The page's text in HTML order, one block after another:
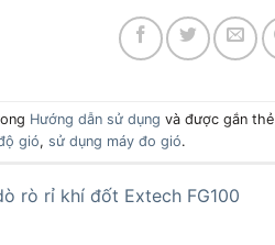
Hướng dẫn sử dụng và được gắn thẻ
gió, sử dụng máy đo gió.
rò rỉ khí đốt Extech FG100